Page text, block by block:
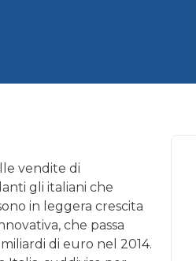
vendite di
gli italiani che
in leggera crescita
che passa
di euro nel 2014.